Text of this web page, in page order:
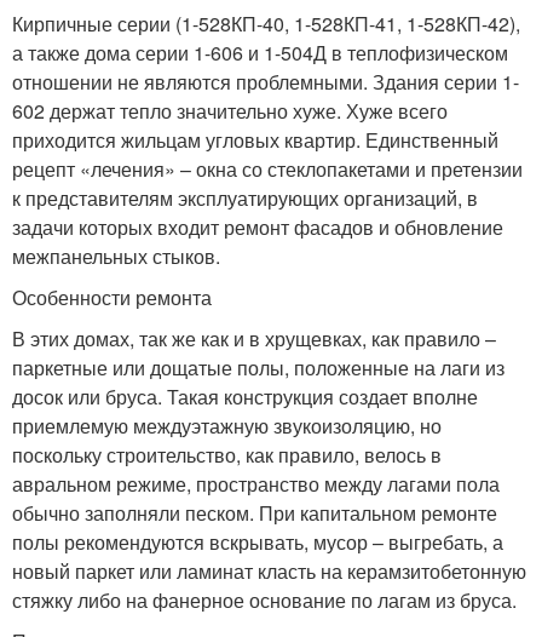
Кирпичные серии (1-528КП-40, 1-528КП-41, 1-528КП-42),
а также дома серии 1-606 и 1-504Д в теплофизическом
отношении не являются проблемными. Здания серии 1-
602 держат тепло значительно хуже. Хуже всего
приходится жильцам угловых квартир. Единственный
рецепт «лечения» – окна со стеклопакетами и претензии
к представителям эксплуатирующих организаций, в
задачи которых входит ремонт фасадов и обновление
межпанельных стыков.
Особенности ремонта
В этих домах, так же как и в хрущевках, как правило –
паркетные или дощатые полы, положенные на лаги из
досок или бруса. Такая конструкция создает вполне
приемлемую междуэтажную звукоизоляцию, но
поскольку строительство, как правило, велось в
авральном режиме, пространство между лагами пола
обычно заполняли песком. При капитальном ремонте
полы рекомендуются вскрывать, мусор – выгребать, а
новый паркет или ламинат класть на керамзитобетонную
стяжку либо на фанерное основание по лагам из бруса.